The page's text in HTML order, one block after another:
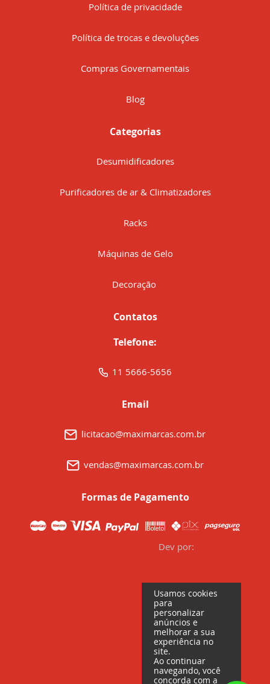
Usamos cookies
para
personalizar
anúncios e
melhorar a sua
experiência no
site.
Ao continuar
navegando, você
concorda com a
Política de privacidade
Política de trocas e devoluções
Compras Governamentais
Blog
Categorias
Desumidificadores
Purificadores de ar & Climatizadores
Racks
Máquinas de Gelo
Decoração
Contatos
Telefone:
11 5666-5656
Email
licitacao@maximarcas.com.br
vendas@maximarcas.com.br
Formas de Pagamento
Dev por: